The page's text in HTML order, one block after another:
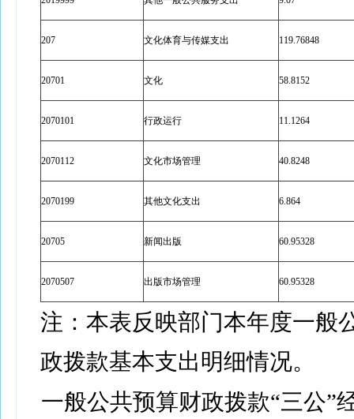
207 文化体育与传媒支出 119.76848
20701 文化 58.8152
2070101 行政运行 11.1264
2070112 文化市场管理 40.8248
2070199 其他文化支出 6.864
20705 新闻出版 60.95328
2070507 出版市场管理 60.95328
注：本表反映部门本年度一般
政拨款基本支出明细情况。
一般公共预算财政拨款“三公”